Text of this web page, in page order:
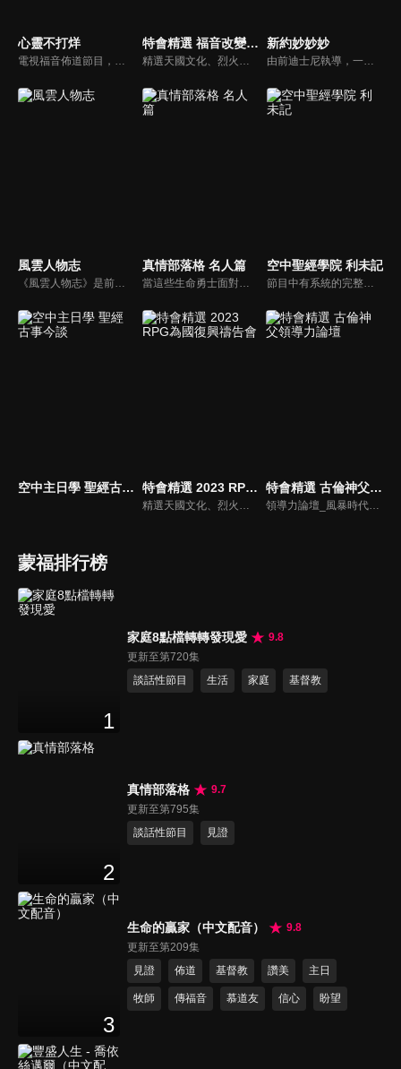
心靈不打烊
電視福音佈道節目，由前主播何戎主持，有別於以往的節目風格，將繼續提供最具平安與感動的心靈音樂饗宴。
特會精選 福音改變一切的大能
精選天國文化、烈火特會、超自然大能與使徒性教會等特會，幫助我們更加明白神的心意，好讓我們的生命能走在神的道路上進入命定。
新約妙妙妙
由前迪士尼執導，一部傳述耶穌生平與門徒故事的動畫系列影片。故事背景均在兩千年前，雖然年代久遠，但是人類對生命的詮釋與內在真正的基本需求，卻始終未曾改變。人物性格、劇情、遭遇等情境雖然與今日景況相異，但是故事背後同樣都有一個亙古不移的共同主題－愛，以及關於愛的圓滿落實。
風雲人物志
《風雲人物志》是前迪士尼導演執導的名人故事系列，讓孩子從世界名人身上學會堅持夢想、永不放棄。透過每一集完整介紹，不但可以幫助小朋友看見這些名人在各領域如何奉獻一生、造福人群，還能激勵他們效法美好的品德，進一步啟發他們對傳記文學的閱讀興趣。
真情部落格 名人篇
當這些生命勇士面對自己生命中的難題時，選擇靠著信靠耶穌來勇敢勝過，這些可愛的基督徒們，願意把自己生命裡最黑暗軟弱的一面和大家分享，為的就是將來自天上那最美好的福分帶給人們，每一個有血有淚的生命見證，都是最震撼人心的蛻變，最深刻的真實。
空中聖經學院 利未記
節目中有系統的完整講解聖經真理，邀請受過解經講道訓練的老師，按著正意分解真理的道，帶領弟兄姊妹更深的了解聖經的浩瀚與偉大
空中主日學 聖經古事今談 特會精選 2023 RPG為國復興禱告會
精選天國文化、烈火特會、超自然大能與使徒性教會等特會，幫助我們更加明白神的心意，好讓我們的生命能走在神的道路上進入命定。
特會精選 古倫神父領導力論壇
領導力論壇_風暴時代的領導與工作，由天主教Anselm Grun古倫神父主講，會中提到領導力的原則：首在勿評斷自己，先接納自我，先處理負面情緒，在工作上落實祈禱，在態度上能充分信任下屬，亦在改善個人性工作耗竭的四個面向上得以精進： 一、從負面得到的力量 二、處在別人期待中 三、維持表面功夫 四、忽略身心疲憊 五、外在的期望 在做好領導工作前要先認識自己，好的領導者會先接納自己，察覺內在的情緒，透過察覺內在轉化為正面力量。
蒙福排行榜
1
家庭8點檔轉轉發現愛
9.8
更新至第720集
談話性節目
生活 家庭 基督教
2
真情部落格
9.7
更新至第795集
談話性節目
見證
3
生命的贏家（中文配音）
9.8
更新至第209集
見證
佈道 基督教 讚美 主日
牧師 傳福音 慕道友 信心 盼望